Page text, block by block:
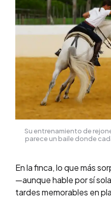
Su entrenamiento de
parece un baile donde
En la finca, lo que más
—aunque hable por sí
tardes memorables en